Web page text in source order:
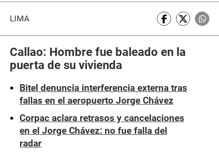
LIMA
Callao: Hombre fue baleado en la
puerta de su vivienda
Bitel denuncia interferencia externa tras
fallas en el aeropuerto Jorge Chávez
Corpac aclara retrasos y cancelaciones
en el Jorge Chávez: no fue falla del
radar